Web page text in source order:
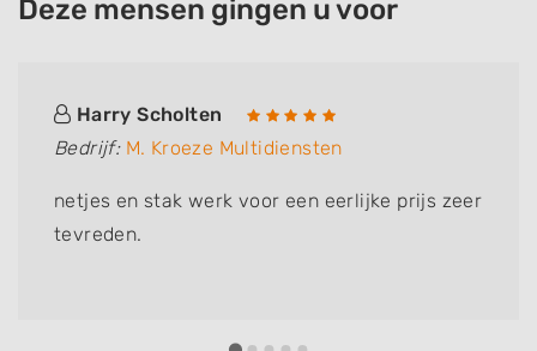
Deze mensen gingen u voor
Harry Scholten
Bedrijf: M. Kroeze Multidiensten
netjes en stak werk voor een eerlijke prijs zeer
tevreden.